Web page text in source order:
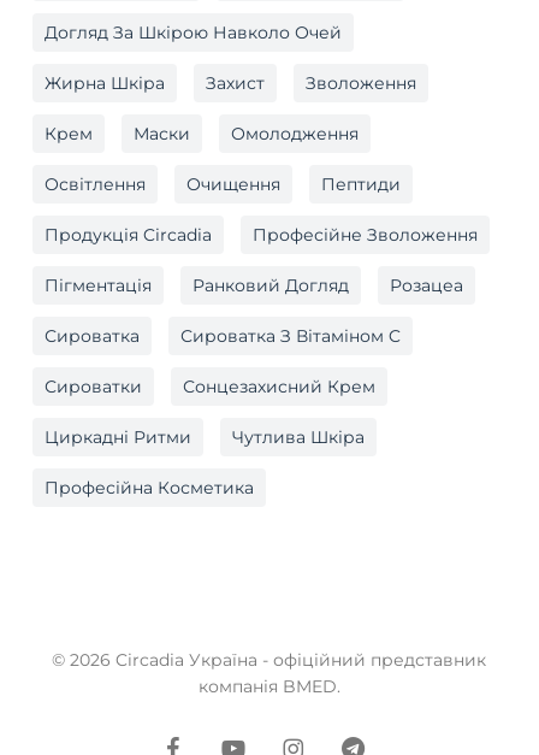
Догляд За Шкірою Навколо Очей
Жирна Шкіра Захист Зволоження
Крем Маски Омолодження
Освітлення Очищення Пептиди
Продукція Circadia Професійне Зволоження
Пігментація Ранковий Догляд Розацеа
Сироватка Сироватка З Вітаміном C
Сироватки Сонцезахисний Крем
Циркадні Ритми Чутлива Шкіра
Професійна Косметика
© 2026 Circadia Україна - офіційний представник
компанія BMED.
facebookyoutubeinstagramtelegram